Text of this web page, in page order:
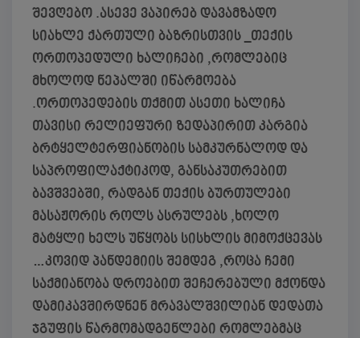
შევღებო .ასევე ვაპირებ დავამზადო
სიახლე ქართული ბაზრისთვის _თექის
ორთოპედული ხალიჩები ,რომლებიც
მხოლოდ ნეპალში იწარმოება
.ორთოპედების თქმით ასეთი ხალიჩა
თავისი რელიეფური ზედაპირით კარგია
ბრტყელტერფიანობის სამკურნალოდ და
საპროფილაქტიკოდ, განსაკუთრებით
ბავშვებში, რადგან თექის ბურთულები
მასაჟორის როლს ასრულებს ,ხოლო
მატყლი ხელს უწყობს სისხლის მიმოქცევას
…კოვიდ პანდემიის შემდეგ ,როცა ჩემი
საქმიანობა დროებით შეჩერებული მქონდა
დამიკავშირდნენ მრავალშვილიან დედათა
ჯგუფის წარმომადგენლები რომლებმაც